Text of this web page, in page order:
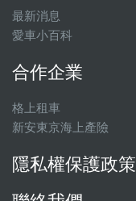
最新消息
愛車小百科
合作企業
格上租車
新安東京海上產險
隱私權保護政策